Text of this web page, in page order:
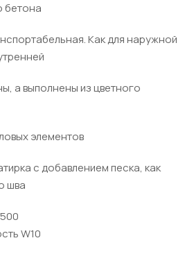
бетона
Как для наружной
а выполнены из цветного
элементов
с добавлением песка, как
шва
F500
W10